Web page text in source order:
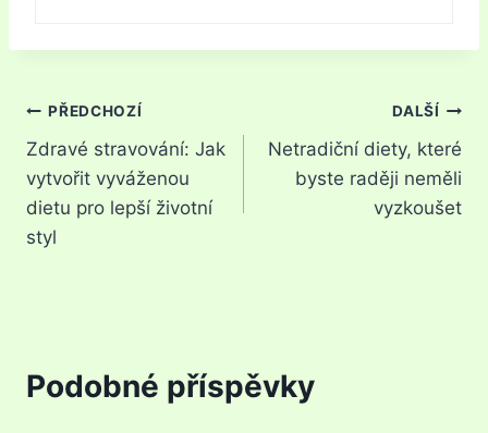
Navigace
pro
příspěvek
PŘEDCHOZÍ
Zdravé stravování: Jak
vytvořit vyváženou
dietu pro lepší životní
styl
DALŠÍ
Netradiční diety, které
byste raději neměli
vyzkoušet
Podobné příspěvky